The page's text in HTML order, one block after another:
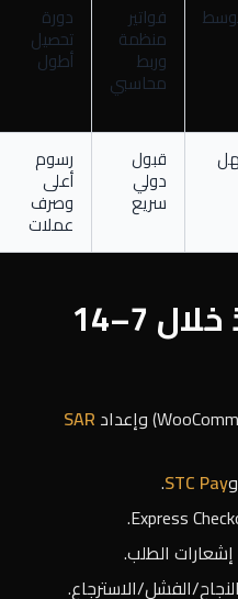
فواتير
منظمة
وربط
محاسبي
دورة
تحصيل
أطول
قبول
دولي
سريع
رسوم
أعلى
وصرف
عملات
Checklist التنفيذ خلال 7–14
SAR
وSTC Pay
.
الطلب.
الفشل/الاسترجاع.